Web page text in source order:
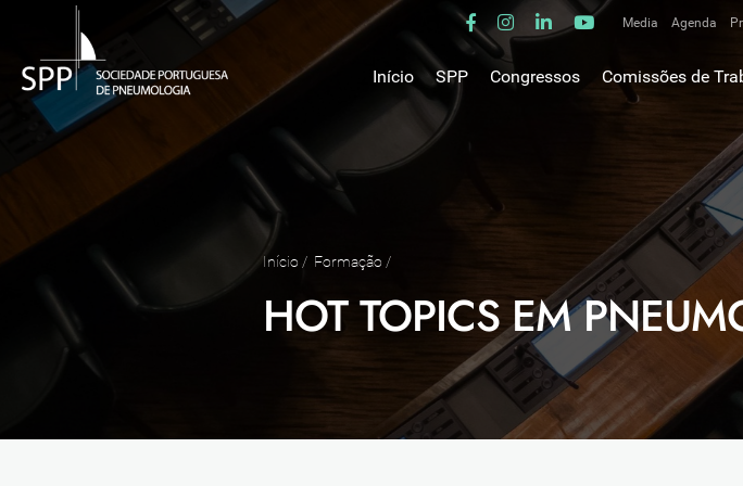
Media
Comunicados de
Clipping
Agenda
Início SPP
Como tornar-se sócio
Medalhas de ouro SPP
Congressos Comissões de
Comissões de
Alergologia
Bronquiectasias
Cirurgia Torácica
Doente Crítico
Doenças do
Doenças
Doenças
Fisiopatologia
Infecciologia
Patologia
Início / Formação /
HOT TOPICS EM